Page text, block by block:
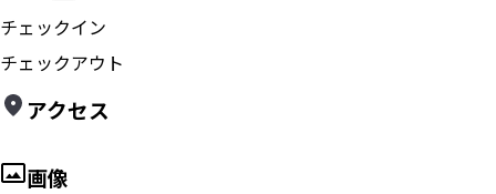
チェックイン
チェックアウト
アクセス
画像